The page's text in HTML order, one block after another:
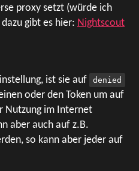
proxy setzt (würde ich
gibt es hier: Nightscout
ist sie auf
denied
oder den Token um auf
Nutzung im Internet
aber auch auf z.B.
so kann aber jeder auf